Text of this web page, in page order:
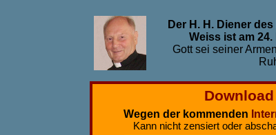
Der H. H. Diener
Weiss ist am
Gott sei seiner
Download
Wegen der kommenden
Kann nicht zensiert oder